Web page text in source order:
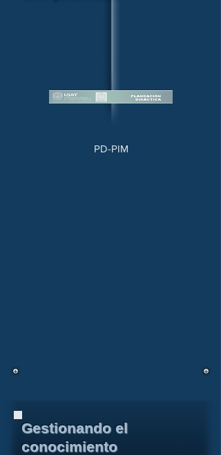
PD-PIM
Gestionando el
conocimiento